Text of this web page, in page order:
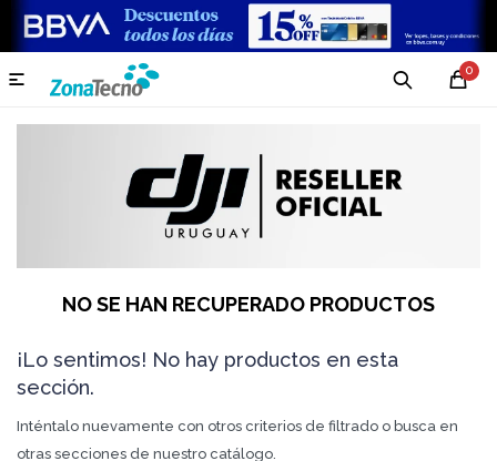
0

NO SE HAN RECUPERADO PRODUCTOS
¡Lo sentimos! No hay productos en esta
sección.
Inténtalo nuevamente con otros criterios de filtrado o busca en
otras secciones de nuestro catálogo.